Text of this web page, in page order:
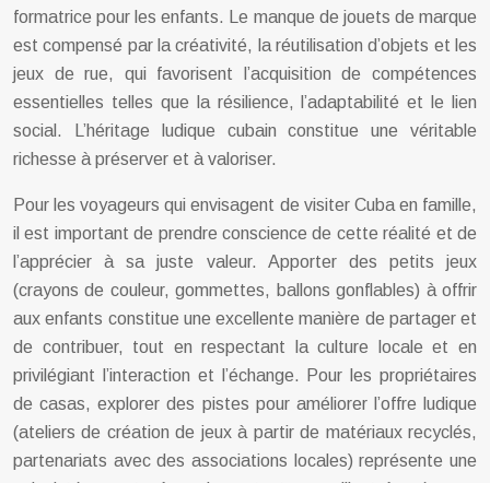
formatrice pour les enfants. Le manque de jouets de marque
est compensé par la créativité, la réutilisation d’objets et les
jeux de rue, qui favorisent l’acquisition de compétences
essentielles telles que la résilience, l’adaptabilité et le lien
social. L’héritage ludique cubain constitue une véritable
richesse à préserver et à valoriser.
Pour les voyageurs qui envisagent de visiter Cuba en famille,
il est important de prendre conscience de cette réalité et de
l’apprécier à sa juste valeur. Apporter des petits jeux
(crayons de couleur, gommettes, ballons gonflables) à offrir
aux enfants constitue une excellente manière de partager et
de contribuer, tout en respectant la culture locale et en
privilégiant l’interaction et l’échange. Pour les propriétaires
de casas, explorer des pistes pour améliorer l’offre ludique
(ateliers de création de jeux à partir de matériaux recyclés,
partenariats avec des associations locales) représente une